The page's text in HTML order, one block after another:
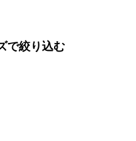
で絞り込む